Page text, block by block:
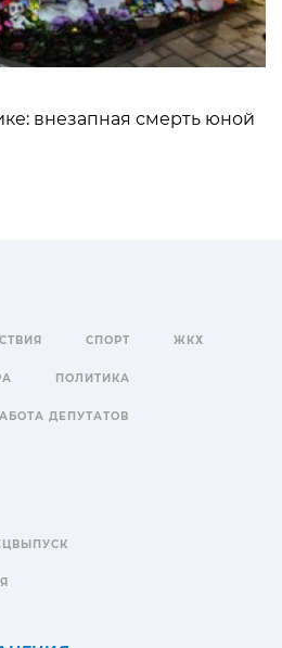
внезапная смерть юной
СПОРТ ЖКХ
ПОЛИТИКА
ДЕПУТАТОВ